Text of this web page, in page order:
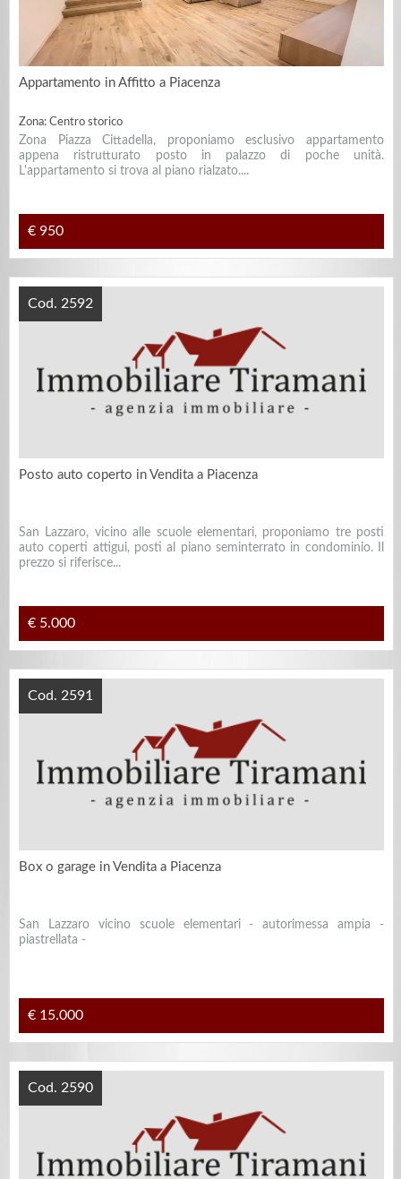
Appartamento in Affitto a Piacenza
Zona: Centro storico
Zona Piazza Cittadella, proponiamo esclusivo appartamento
appena ristrutturato posto in palazzo di poche unità.
L'appartamento si trova al piano rialzato....
€ 950
Posto auto coperto in Vendita a Piacenza
San Lazzaro, vicino alle scuole elementari, proponiamo tre posti
auto coperti attigui, posti al piano seminterrato in condominio. Il
prezzo si riferisce...
€ 5.000
Cod. 2592
Box o garage in Vendita a Piacenza
San Lazzaro vicino scuole elementari - autorimessa ampia -
piastrellata -
€ 15.000
Cod. 2591
Cod. 2590